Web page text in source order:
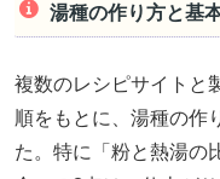
湯種の作り方と基
複数のレシピサイトと
順をもとに、湯種の作
た。特に「粉と熱湯の